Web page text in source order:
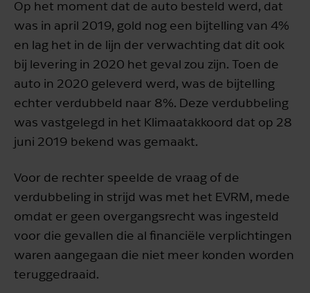
Op het moment dat de auto besteld werd, dat
was in april 2019, gold nog een bijtelling van 4%
en lag het in de lijn der verwachting dat dit ook
bij levering in 2020 het geval zou zijn. Toen de
auto in 2020 geleverd werd, was de bijtelling
echter verdubbeld naar 8%. Deze verdubbeling
was vastgelegd in het Klimaatakkoord dat op 28
juni 2019 bekend was gemaakt.
Voor de rechter speelde de vraag of de
verdubbeling in strijd was met het EVRM, mede
omdat er geen overgangsrecht was ingesteld
voor die gevallen die al financiële verplichtingen
waren aangegaan die niet meer konden worden
teruggedraaid.